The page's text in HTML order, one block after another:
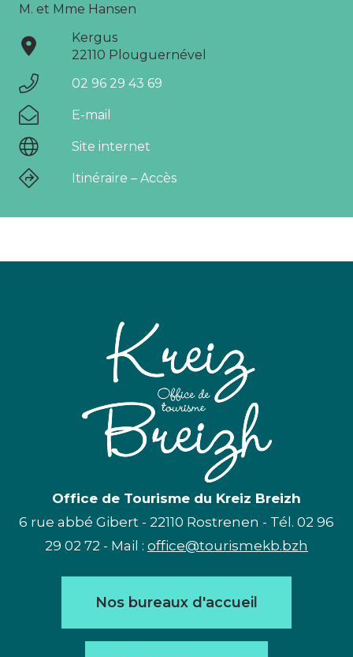
M. et Mme Hansen
Kergus
22110 Plouguernével
02 96 29 43 69
E-mail
Site internet
Itinéraire – Accès
Office de Tourisme du Kreiz Breizh
6 rue abbé Gibert - 22110 Rostrenen - Tél. 02 96
29 02 72 - Mail : office@tourismekb.bzh
Nos bureaux d'accueil